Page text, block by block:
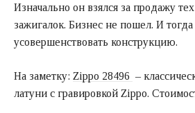
Изначально он взялся за продажу
зажигалок. Бизнес не пошел. И
усовершенствовать конструкцию.
На заметку: Zippo 28496 –
латуни с гравировкой Zippo.